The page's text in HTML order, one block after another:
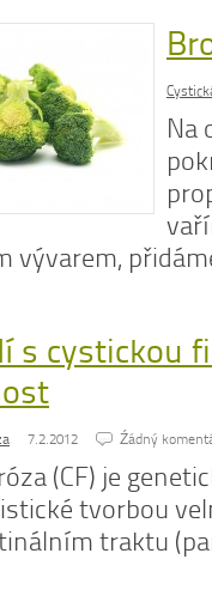
Na
vývarem,
s cystickou
7.2.2012 Źádný
(CF) je
tvorbou
traktu